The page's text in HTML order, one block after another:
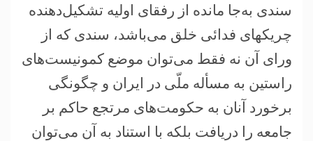
سندی به‌جا مانده از رفقای اولیه تشکیل‌دهنده
چریکهای فدائی خلق می‌باشد، سندی که از
ورای آن نه فقط می‌توان موضع کمونیست‌های
راستین به مسأله ملّی در ایران و چگونگی
برخورد آنان به حکومت‌های مرتجع حاکم بر
جامعه را در‌‌یافت بلکه با استناد به آن می‌توان